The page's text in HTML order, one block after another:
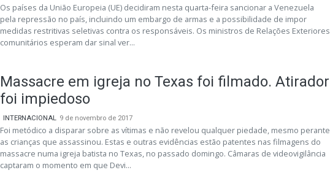
Os países da União Europeia (UE) decidiram nesta quarta-feira sancionar a Venezuela
pela repressão no país, incluindo um embargo de armas e a possibilidade de impor
medidas restritivas seletivas contra os responsáveis. Os ministros de Relações Exteriores
comunitários esperam dar sinal ver...
Massacre em igreja no Texas foi filmado. Atirador
foi impiedoso
INTERNACIONAL 9 de novembro de 2017
Foi metódico a disparar sobre as vítimas e não revelou qualquer piedade, mesmo perante
as crianças que assassinou. Estas e outras evidências estão patentes nas filmagens do
massacre numa igreja batista no Texas, no passado domingo. Câmaras de videovigilância
captaram o momento em que Devi...